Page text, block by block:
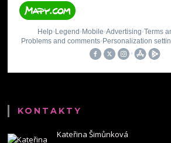
KONTAKTY
Kateřina Šimůnková